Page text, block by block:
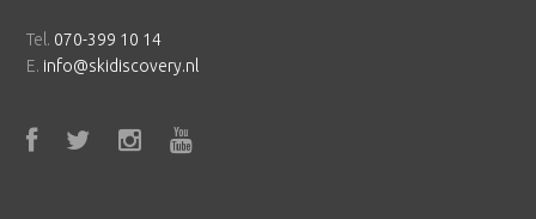
Tel. 070-399 10 14
E. info@skidiscovery.nl